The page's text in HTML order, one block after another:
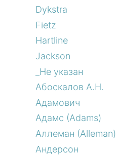
Dykstra
Fietz
Hartline
Jackson
_Не указан
Абоскалов А.Н.
Адамович
Адамс (Adams)
Аллеман (Alleman)
Андерсон